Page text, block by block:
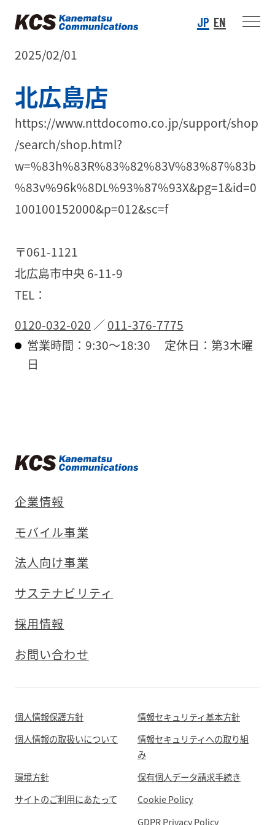
JP EN
2025/02/01
北広島店
https://www.nttdocomo.co.jp/support/shop
/search/shop.html?
w=%83h%83R%83%82%83V%83%87%83b
%83v%96k%8DL%93%87%93X&pg=1&id=0
100100152000&p=012&sc=f
〒061-1121
北広島市中央 6-11-9
TEL：
0120-032-020 ／011-376-7775
営業時間：9:30〜18:30
定休日：第3木曜
日
企業情報
モバイル事業
法人向け事業
サステナビリティ
採用情報
お問い合わせ
個人情報保護方針
情報セキュリティ基本方針
個人情報の取扱いについて
情報セキュリティへの取り組
み
環境方針
保有個人データ請求手続き
サイトのご利用にあたって
Cookie Policy
GDPR Privacy Policy